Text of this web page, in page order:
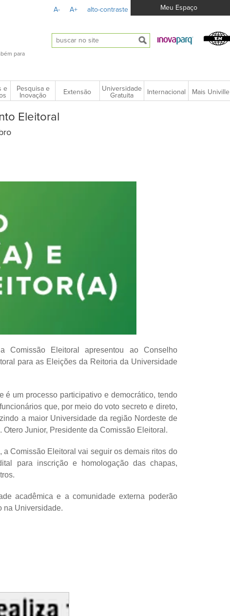
A- A+ alto-contraste Meu Espaço
para
e
Pesquisa e
Inovação
Extensão
Universidade
Gratuita
Internacional Mais Univille
Eleitoral
Comissão Eleitoral apresentou ao Conselho
para as Eleições da Reitoria da Universidade
é um processo participativo e democrático, tendo
que, por meio do voto secreto e direto,
a maior Universidade da região Nordeste de
Junior, Presidente da Comissão Eleitoral.
Comissão Eleitoral vai seguir os demais ritos do
para inscrição e homologação das chapas,
acadêmica e a comunidade externa poderão
na Universidade.